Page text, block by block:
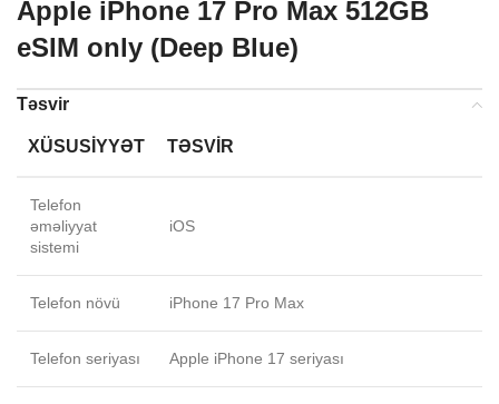
Apple iPhone 17 Pro Max 512GB
eSIM only (Deep Blue)
Təsvir
XÜSUSIYYƏT TƏSVIR
Telefon
əməliyyat
sistemi
iOS
Telefon növü iPhone 17 Pro Max
Telefon seriyası Apple iPhone 17 seriyası